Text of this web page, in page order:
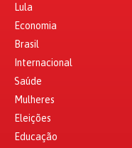
Lula
Economia
Brasil
Internacional
Saúde
Mulheres
Eleições
Educação